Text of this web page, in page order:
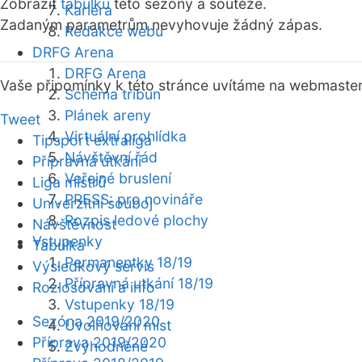
Kariéra
Redakce webu
DRFG Arena
DRFG Arena
Schéma tribun
Plánek areny
Virtuální prohlídka
Návštěvní řád
Veřejné bruslení
PRESS: pro novináře
Rozpis ledové plochy
Vstupenky
Permanentky 18/19
Přípravná utkání 18/19
Vstupenky 18/19
Uvolňování míst
Zvýhodněné
Zobrazit tabulku této sezóny a soutěže.
Zadaným parametrům nevyhovuje žádný zápas.
Vaše připomínky k této stránce uvítáme na webmaster
Tweet
Tipsport extraliga
Přípravná utkání
Liga mistrů
Univerzitní souboj
Návštěvnost
Tabulka
Výsledkový servis
Rozlosování a info
Sezóna 2019/2020
Příprava 2019/2020